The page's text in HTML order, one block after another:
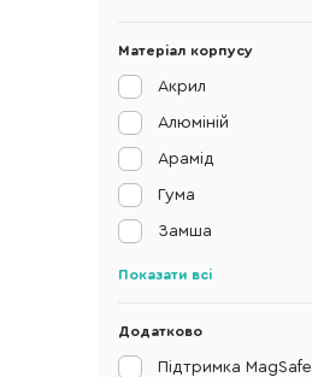
Матеріал корпусу
Акрил
Алюміній
Арамід
Гума
Замша
Показати всі
Додатково
Підтримка MagSafe